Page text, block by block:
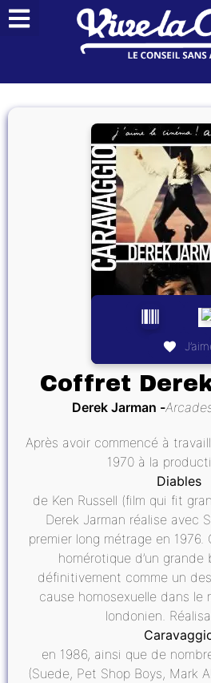
Coffret
Derek Jarman
Après avoir commencé à
1970 à la
Diables
de Ken Russell (film qui fit
Derek Jarman réalise avec
premier long métrage en
homérotique d’un grande
définitivement comme un
cause homosexuelle dans le
londonien.
en 1986, ainsi que de
(Suede, Pet Shop Boys, Mark